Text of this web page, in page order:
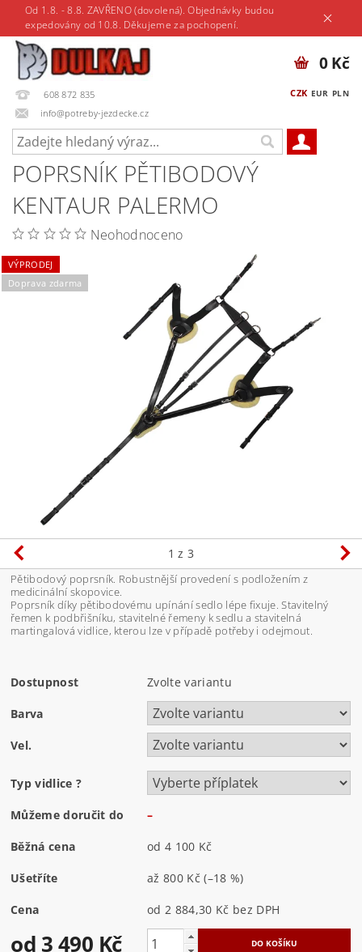
Od 1.8. - 8.8. ZAVŘENO (dovolená). Objednávky budou
expedovány od 10.8. Děkujeme za pochopení.
608 872 835
info@potreby-jezdecke.cz
CZK EUR PLN
0 Kč
POPRSNÍK PĚTIBODOVÝ
KENTAUR PALERMO
Neohodnoceno
VÝPRODEJ
Doprava zdarma
1 z 3
Pětibodový poprsník. Robustnější provedení s podložením z
medicinální skopovice.
Poprsník díky pětibodovému upínání sedlo lépe fixuje. Stavitelný
řemen k podbřišníku, stavitelné řemeny k sedlu a stavitelná
martingalová vidlice, kterou lze v případě potřeby i odejmout.
Dostupnost Zvolte variantu
Barva
Vel.
Typ vidlice ?
Můžeme doručit do –
Běžná cena od 4 100 Kč
Ušetříte až800 Kč(–18 %)
Cena od 2 884,30 Kč bez DPH
od 3 490 Kč